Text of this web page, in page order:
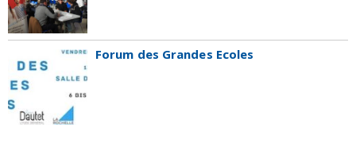
Forum des Grandes Ecoles